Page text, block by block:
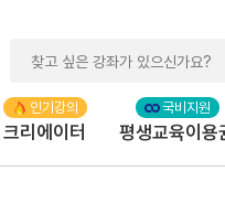
크리에이터 평생교육이용